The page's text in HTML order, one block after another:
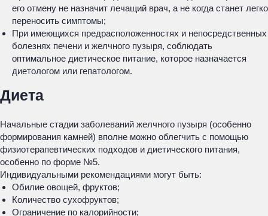
его отмену не назначит лечащий врач, а не когда станет легко
переносить симптомы;
При имеющихся предрасположенностях и непосредственных
болезнях печени и желчного пузыря, соблюдать
оптимальное диетическое питание, которое назначается
диетологом или гепатологом.
Диета
Начальные стадии заболеваний желчного пузыря (особенно
формирования камней) вполне можно облегчить с помощью
физиотерапевтических подходов и диетического питания,
особенно по форме №5.
Индивидуальными рекомендациями могут быть:
Обилие овощей, фруктов;
Количество сухофруктов;
Ограничение по калорийности;